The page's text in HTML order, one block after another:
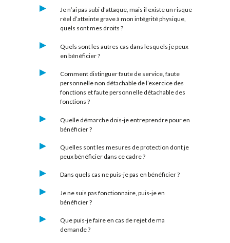
Je n’ai pas subi d’attaque, mais il existe un risque
réel d’atteinte grave à mon intégrité physique,
quels sont mes droits ?
Quels sont les autres cas dans lesquels je peux
en bénéficier ?
Comment distinguer faute de service, faute
personnelle non détachable de l’exercice des
fonctions et faute personnelle détachable des
fonctions ?
Quelle démarche dois-je entreprendre pour en
bénéficier ?
Quelles sont les mesures de protection dont je
peux bénéficier dans ce cadre ?
Dans quels cas ne puis-je pas en bénéficier ?
Je ne suis pas fonctionnaire, puis-je en
bénéficier ?
Que puis-je faire en cas de rejet de ma
demande ?